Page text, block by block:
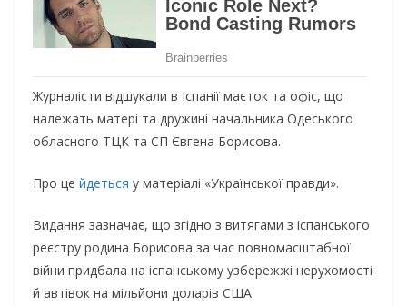
Журналісти відшукали в Іспанії маєток та офіс, що
належать матері та дружині начальника Одеського
обласного ТЦК та СП Євгена Борисова.
Про це йдеться у матеріалі «Української правди».
Видання зазначає, що згідно з витягами з іспанського
реєстру родина Борисова за час повномасштабної
війни придбала на іспанському узбережжі нерухомості
й автівок на мільйони доларів США.